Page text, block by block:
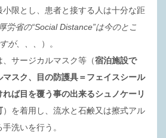
小限とし、患者と接する人は十分な距
労省の“Social Distance”は今のとこ
が、、、
）。
、サージカルマスク等（宿泊施設で
スク、目の防護具＝フェイスシール
れば目を覆う事の出来るシュノケーリ
）を着用し、流水と石鹸又は擦式アル
洗いを行う。